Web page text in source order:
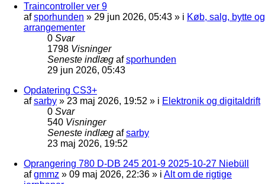
Traincontroller ver 9
afsporhunden » 29 jun 2026, 05:43 » i Køb, salg, bytte og
arrangementer
0 Svar
1798 Visninger
Seneste indlæg afsporhunden
29 jun 2026, 05:43
Opdatering CS3+
afsarby » 23 maj 2026, 19:52 » i Elektronik og digitaldrift
0 Svar
540 Visninger
Seneste indlæg afsarby
23 maj 2026, 19:52
Oprangering 780 D-DB 245 201-9 2025-10-27 Niebüll
afgmmz » 09 maj 2026, 22:36 » i Alt om de rigtige